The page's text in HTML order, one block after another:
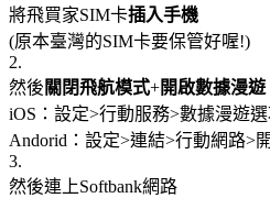
將飛買家SIM卡插入手機
(原本臺灣的SIM卡要保管好喔!)
2.
然後 關閉飛航模式+開啟數據漫遊
iOS：設定>行動服務>數據漫遊
Andorid：設定>連結>行動網路>
3.
然後連上Softbank網路